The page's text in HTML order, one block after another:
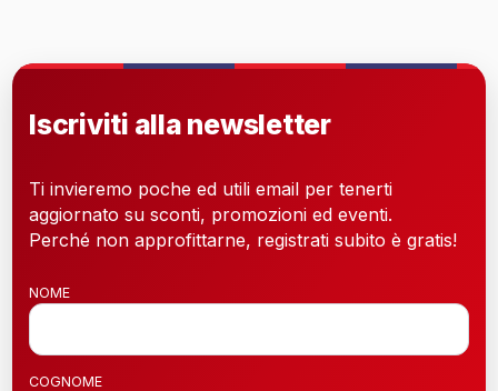
Iscriviti alla newsletter
Ti invieremo poche ed utili email per tenerti
aggiornato su sconti, promozioni ed eventi.
Perché non approfittarne, registrati subito è gratis!
NOME
COGNOME